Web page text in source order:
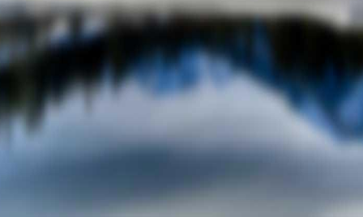
du
Canada